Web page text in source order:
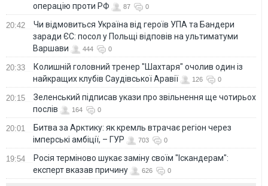
операцію проти РФ
87 0
20:42
Чи відмовиться Україна від героїв УПА та Бандери
заради ЄС: посол у Польщі відповів на ультиматуми
Варшави
444 0
20:33
Колишній головний тренер "Шахтаря" очолив один із
найкращих клубів Саудівської Аравії
126 0
20:15
Зеленський підписав укази про звільнення ще чотирьох
послів
164 0
20:01
Битва за Арктику: як кремль втрачає регіон через
імперські амбіції, – ГУР
703 0
19:54
Росія терміново шукає заміну своїм "Іскандерам":
експерт вказав причину
626 0